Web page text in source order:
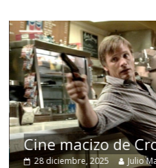
Cine macizo de
28 diciembre, 2025 Julio